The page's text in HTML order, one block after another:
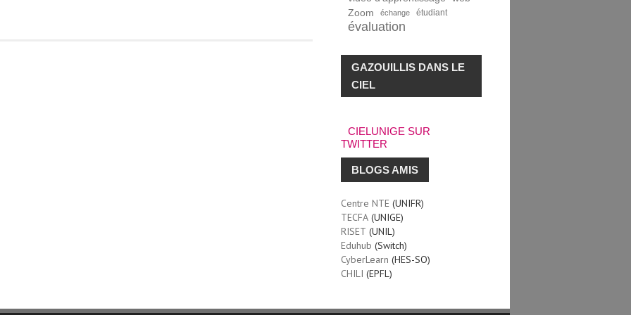
Zoom échange étudiant
évaluation
GAZOUILLIS DANS LE
CIEL
CIELUNIGE SUR
TWITTER
BLOGS AMIS
Centre NTE (UNIFR)
TECFA (UNIGE)
RISET (UNIL)
Eduhub (Switch)
CyberLearn (HES-SO)
CHILI (EPFL)